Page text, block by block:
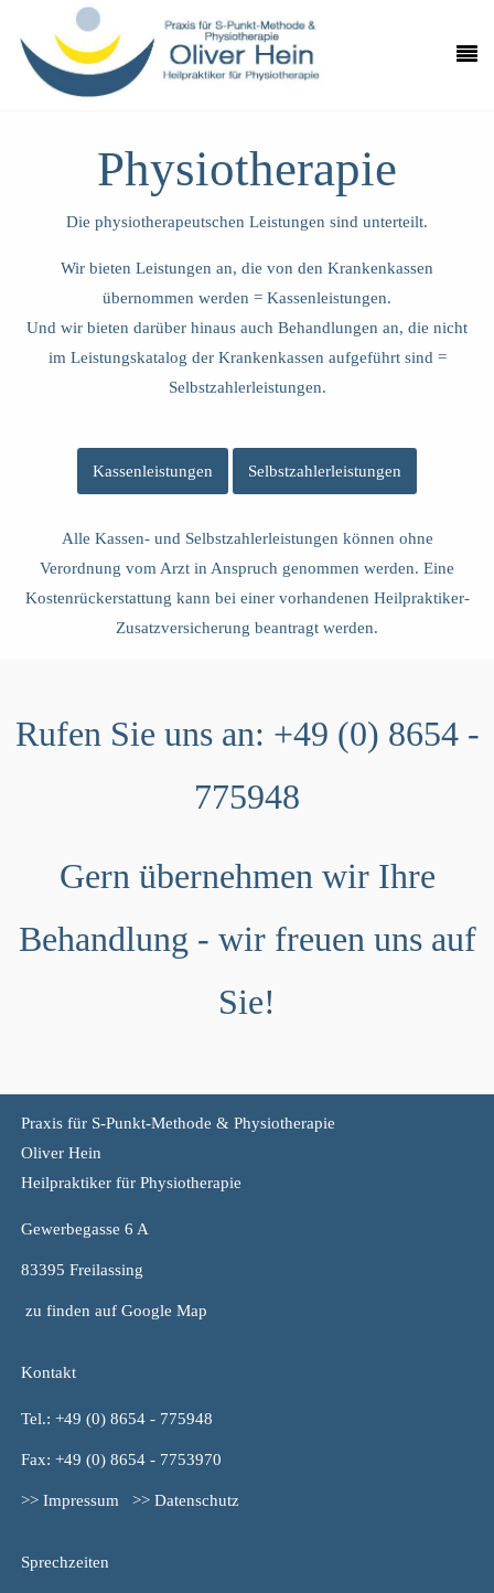
Physiotherapie
Die physiotherapeutschen Leistungen sind unterteilt.
Wir bieten Leistungen an, die von den Krankenkassen
übernommen werden = Kassenleistungen.
Und wir bieten darüber hinaus auch Behandlungen an, die nicht
im Leistungskatalog der Krankenkassen aufgeführt sind =
Selbstzahlerleistungen.
Kassenleistungen Selbstzahlerleistungen
Alle Kassen- und Selbstzahlerleistungen können ohne
Verordnung vom Arzt in Anspruch genommen werden. Eine
Kostenrückerstattung kann bei einer vorhandenen Heilpraktiker-
Zusatzversicherung beantragt werden.
Rufen Sie uns an: +49 (0) 8654 -
775948
Gern übernehmen wir Ihre
Behandlung - wir freuen uns auf
Sie!
Praxis für S-Punkt-Methode & Physiotherapie
Oliver Hein
Heilpraktiker für Physiotherapie
Gewerbegasse 6 A
83395 Freilassing
zu finden auf Google Map
Kontakt
Tel.: +49 (0) 8654 - 775948
Fax: +49 (0) 8654 - 7753970
>> Impressum >> Datenschutz
Sprechzeiten